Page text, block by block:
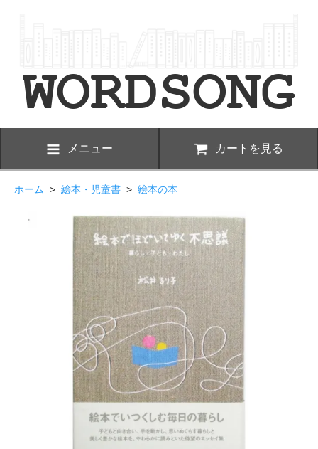
メニュー カートを見る
ホーム > 絵本・児童書 > 絵本の本